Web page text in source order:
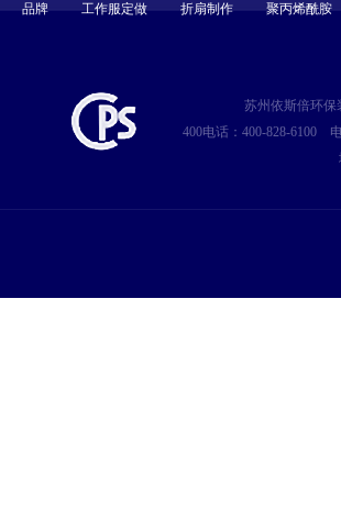
品牌
工作服定做 折扇制作 聚丙烯酰胺
苏州依斯倍环保
400电话：400-828-6100